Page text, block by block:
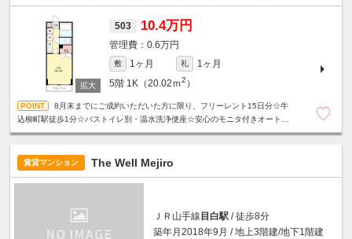
503 10.4万円
0.6万円
敷 1ヶ月 礼
1ヶ月
5階 1K（20.02ｍ2 ）
8月末までにご成約いただいた方に限り、フリーレント15日分☆牛
込柳町駅徒歩1分☆バストイレ別・温水洗浄便座☆安心のモニタ付きオートロ
賃貸マンション The Well Mejiro
ＪＲ山手線 目白駅 / 徒歩8分
築年月2018年9月 / 地上3階建/地下1階建